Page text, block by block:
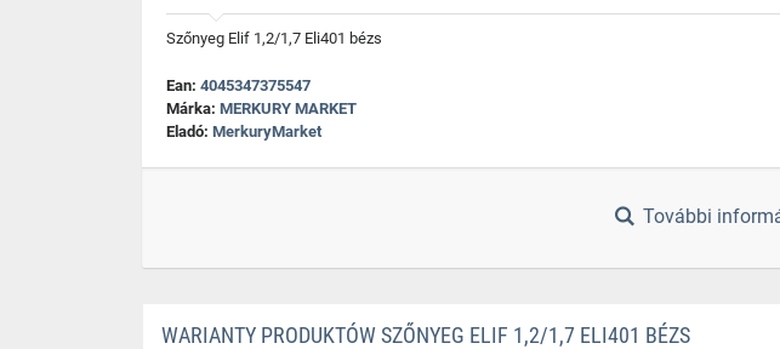
Szőnyeg Elif 1,2/1,7 Eli401 bézs
Ean: 4045347375547
Márka: MERKURY MARKET
Eladó: MerkuryMarket
További
WARIANTY PRODUKTÓW SZŐNYEG ELIF 1,2/1,7 ELI401 BÉZS